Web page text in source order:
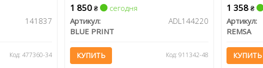
141837
Код: 477360-34
1 850 ₴
сегодня
Артикул:
ADL144220
BLUE PRINT
КУПИТЬ Код: 911342-48
1 358₴
Артикул:
REMSA
КУПИТЬ